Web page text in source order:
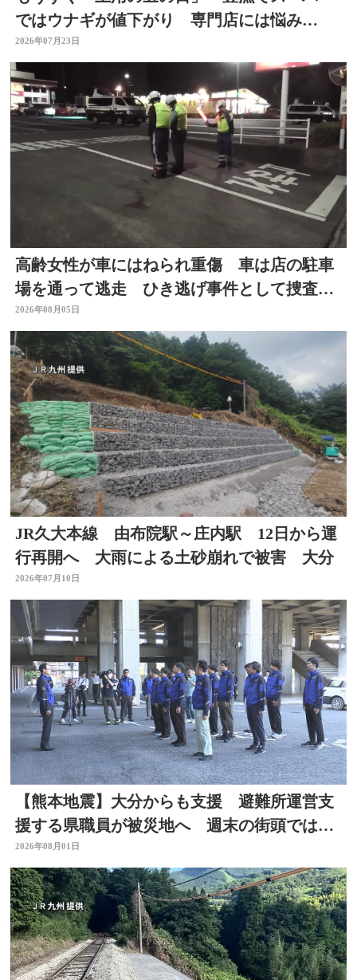
ではウナギが値下がり 専門店には悩み
も… 大分
2026年07月23日
高齢女性が車にはねられ重傷 車は店の駐車
場を通って逃走 ひき逃げ事件として捜査
大分
2026年08月05日
JR久大本線 由布院駅～庄内駅 12日から運
行再開へ 大雨による土砂崩れで被害 大分
2026年07月10日
【熊本地震】大分からも支援 避難所運営支
援する県職員が被災地へ 週末の街頭では募
金の呼びかけも
2026年08月01日